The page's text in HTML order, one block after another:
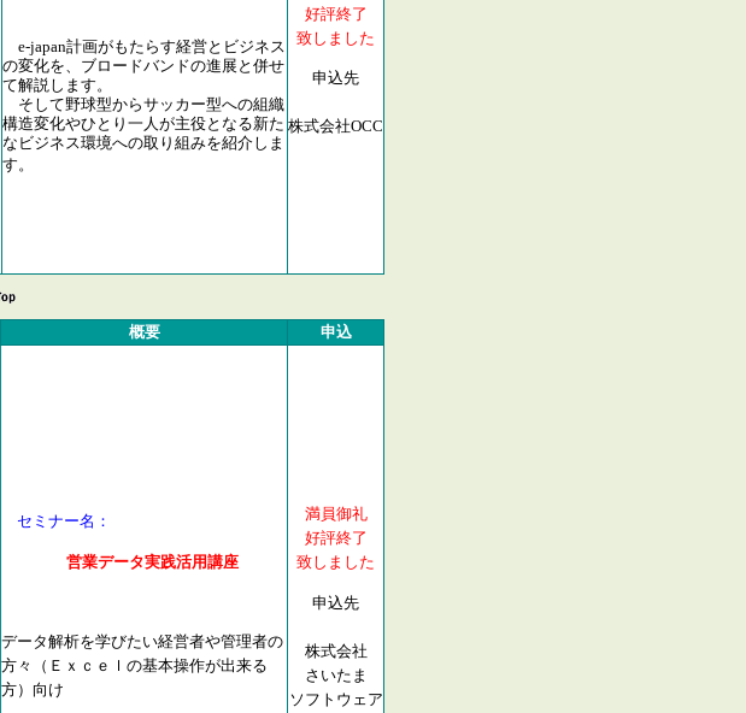
e-japan計画がもたらす経営とビジネス
の変化を、ブロードバンドの進展と併せ
て解説します。
そして野球型からサッカー型への組織
構造変化やひとり一人が主役となる新た
なビジネス環境への取り組みを紹介しま
す。
好評終了
致しました
申込先
株式会社OCC
概要 申込
セミナー名：
営業データ実践活用講座
データ解析を学びたい経営者や管理者の
方々（Ｅｘｃｅｌの基本操作が出来る
方）向け
満員御礼
好評終了
致しました
申込先
株式会社
さいたま
ソフトウェア